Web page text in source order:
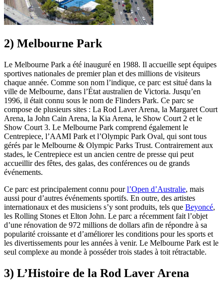
2) Melbourne Park
Le Melbourne Park a été inauguré en 1988. Il accueille sept équipes
sportives nationales de premier plan et des millions de visiteurs
chaque année. Comme son nom l’indique, ce parc est situé dans la
ville de Melbourne, dans l’État australien de Victoria. Jusqu’en
1996, il était connu sous le nom de Flinders Park. Ce parc se
compose de plusieurs sites : La Rod Laver Arena, la Margaret Court
Arena, la John Cain Arena, la Kia Arena, le Show Court 2 et le
Show Court 3. Le Melbourne Park comprend également le
Centrepiece, l’AAMI Park et l’Olympic Park Oval, qui sont tous
gérés par le Melbourne & Olympic Parks Trust. Contrairement aux
stades, le Centrepiece est un ancien centre de presse qui peut
accueillir des fêtes, des galas, des conférences ou de grands
événements.
Ce parc est principalement connu pourl’Open d’Australie, mais
aussi pour d’autres événements sportifs. En outre, des artistes
internationaux et des musiciens s’y sont produits, tels que Beyoncé,
les Rolling Stones et Elton John. Le parc a récemment fait l’objet
d’une rénovation de 972 millions de dollars afin de répondre à sa
popularité croissante et d’améliorer les conditions pour les sports et
les divertissements pour les années à venir. Le Melbourne Park est le
seul complexe au monde à posséder trois stades à toit rétractable.
3) L’Histoire de la Rod Laver Arena